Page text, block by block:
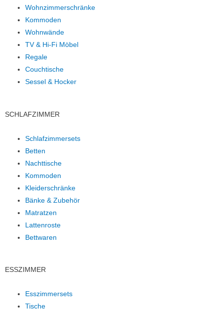
Wohnzimmerschränke
Kommoden
Wohnwände
TV & Hi-Fi Möbel
Regale
Couchtische
Sessel & Hocker
SCHLAFZIMMER
Schlafzimmersets
Betten
Nachttische
Kommoden
Kleiderschränke
Bänke & Zubehör
Matratzen
Lattenroste
Bettwaren
ESSZIMMER
Esszimmersets
Tische